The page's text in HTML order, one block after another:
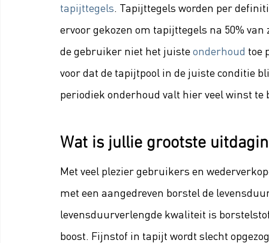
tapijttegels. Tapijttegels worden per
ervoor gekozen om tapijttegels na 50%
de gebruiker niet het juiste onderhoud toe
voor dat de tapijtpool in de juiste conditie
periodiek onderhoud valt hier veel winst te
Wat is jullie grootste
Met veel plezier gebruikers en
met een aangedreven borstel de
levensduurverlengde kwaliteit is
boost. Fijnstof in tapijt wordt slecht